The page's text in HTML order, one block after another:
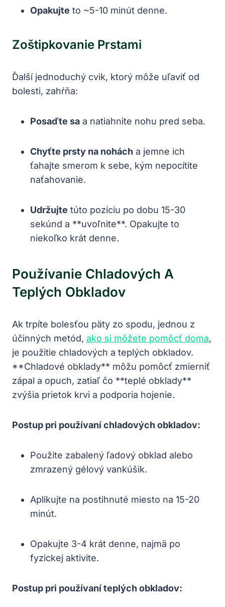
Opakujte to ~5-10 minút denne.
Zoštipkovanie Prstami
Ďalší jednoduchý cvik, ktorý môže uľaviť od
bolesti, zahŕňa:
Posaďte sa a natiahnite nohu pred seba.
Chyťte prsty na nohách a jemne ich
ťahajte smerom k sebe, kým nepocítite
naťahovanie.
Udržujte túto pozíciu po dobu 15-30
sekúnd a **uvoľnite**. Opakujte to
niekoľko krát denne.
Používanie Chladových A
Teplých Obkladov
Ak trpíte bolesťou päty zo spodu, jednou z
účinných metód, ako si môžete pomôcť doma,
je použitie chladových a teplých obkladov.
**Chladové obklady** môžu pomôcť zmierniť
zápal a opuch, zatiaľ čo **teplé obklady**
zvýšia prietok krvi a podporia hojenie.
Postup pri používaní chladových obkladov:
Použite zabalený ľadový obklad alebo
zmrazený gélový vankúšik.
Aplikujte na postihnuté miesto na 15-20
minút.
Opakujte 3-4 krát denne, najmä po
fyzickej aktivite.
Postup pri používaní teplých obkladov: